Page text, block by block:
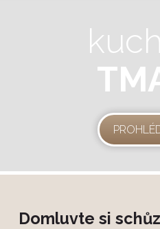
Domluvte si